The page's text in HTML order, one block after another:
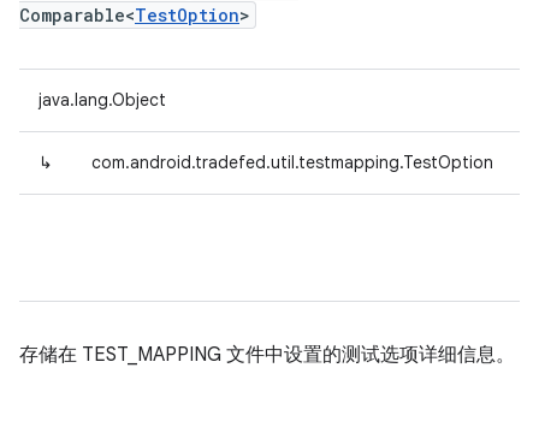
Comparable<TestOption>
java.lang.Object
↳ com.android.tradefed.util.testmapping.TestOption
存储在 TEST_MAPPING 文件中设置的测试选项详细信息。